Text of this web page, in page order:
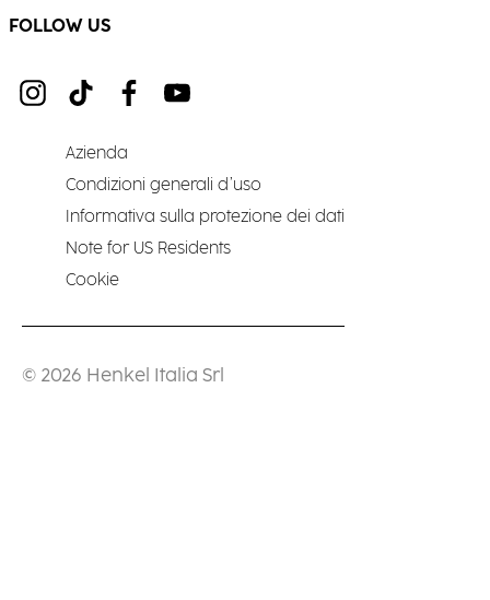
FOLLOW US
Azienda
Condizioni generali d’uso
Informativa sulla protezione dei dati
Note for US Residents
Cookie
© 2026 Henkel Italia Srl